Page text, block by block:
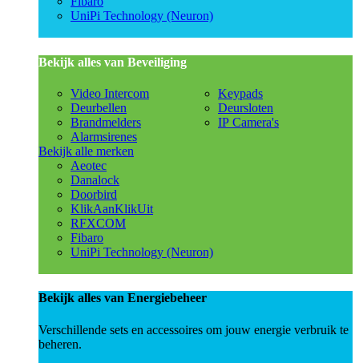
UniPi Technology (Neuron)
Bekijk alles van Beveiliging
Video Intercom
Deurbellen
Brandmelders
Alarmsirenes
Keypads
Deursloten
IP Camera's
Bekijk alle merken
Aeotec
Danalock
Doorbird
KlikAanKlikUit
RFXCOM
Fibaro
UniPi Technology (Neuron)
Bekijk alles van Energiebeheer
Verschillende sets en accessoires om jouw energie verbruik te
beheren.